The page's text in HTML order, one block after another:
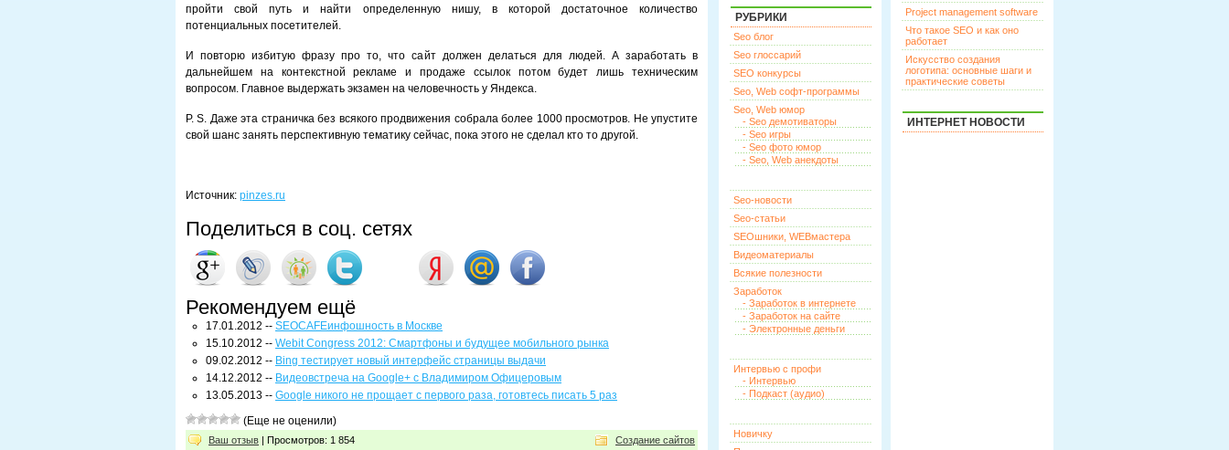
пройти свой путь и найти определенную нишу, в которой достаточное количество
потенциальных посетителей.
И повторю избитую фразу про то, что сайт должен делаться для людей. А заработать в
дальнейшем на контекстной рекламе и продаже ссылок потом будет лишь техническим
вопросом. Главное выдержать экзамен на человечность у Яндекса.
P. S. Даже эта страничка без всякого продвижения собрала более 1000 просмотров. Не упустите
свой шанс занять перспективную тематику сейчас, пока этого не сделал кто то другой.
Источник: pinzes.ru
Поделиться в соц. сетях
Рекомендуем ещё
17.01.2012 -- SEOCAFEинфошность в Москве
15.10.2012 -- Webit Congress 2012: Смартфоны и будущее мобильного рынка
09.02.2012 -- Bing тестирует новый интерфейс страницы выдачи
14.12.2012 -- Видеовстреча на Google+ с Владимиром Офицеровым
13.05.2013 -- Google никого не прощает с первого раза, готовтесь писать 5 раз
(Еще не оценили)
Ваш отзыв | Просмотров: 1 854 Создание сайтов
РУБРИКИ
Seo блог
Seo глоссарий
SEO конкурсы
Seo, Web софт-программы
Seo, Web юмор
- Seo демотиваторы
- Seo игры
- Seo фото юмор
- Seo, Web анекдоты
Seo-новости
Seo-статьи
SEOшники, WEBмастера
Видеоматериалы
Всякие полезности
Заработок
- Заработок в интернете
- Заработок на сайте
- Электронные деньги
Интервью с профи
- Интервью
- Подкаст (аудио)
Новичку
Project management software
Что такое SEO и как оно
работает
Искусство создания
логотипа: основные шаги и
практические советы
ИНТЕРНЕТ НОВОСТИ